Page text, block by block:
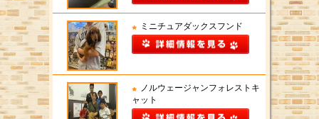
ミニチュアダックスフンド
ノルウェージャンフォレストキ
ャット